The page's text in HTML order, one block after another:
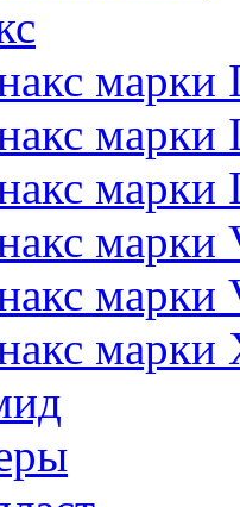
марки
марки
марки
марки
марки
марки